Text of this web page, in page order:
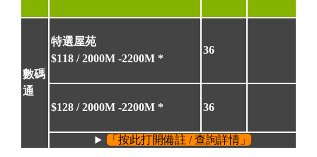
數碼
通
特選屋苑
$118 /2000M -2200M *
36
$128 / 2000M -2200M * 36
「按此打開備註 / 查詢詳情」